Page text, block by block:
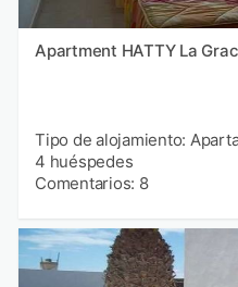
Apartment HATTY La
Tipo de alojamiento:
4 huéspedes
Comentarios: 8